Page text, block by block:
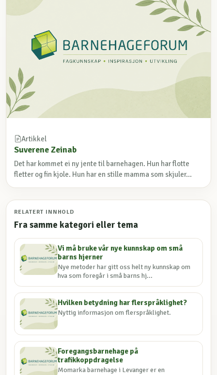
Artikkel
Suverene Zeinab
Det har kommet ei ny jente til barnehagen. Hun har flotte
fletter og fin kjole. Hun har en stille mamma som skjuler...
RELATERT INNHOLD
Fra samme kategori eller tema
Vi må bruke vår nye kunnskap om små
barns hjerner
Nye metoder har gitt oss helt ny kunnskap om
hva som foregår i små barns hj...
Hvilken betydning har flerspråklighet?
Nyttig informasjon om flerspråklighet.
Foregangsbarnehage på
trafikkoppdragelse
Momarka barnehage i Levanger er en